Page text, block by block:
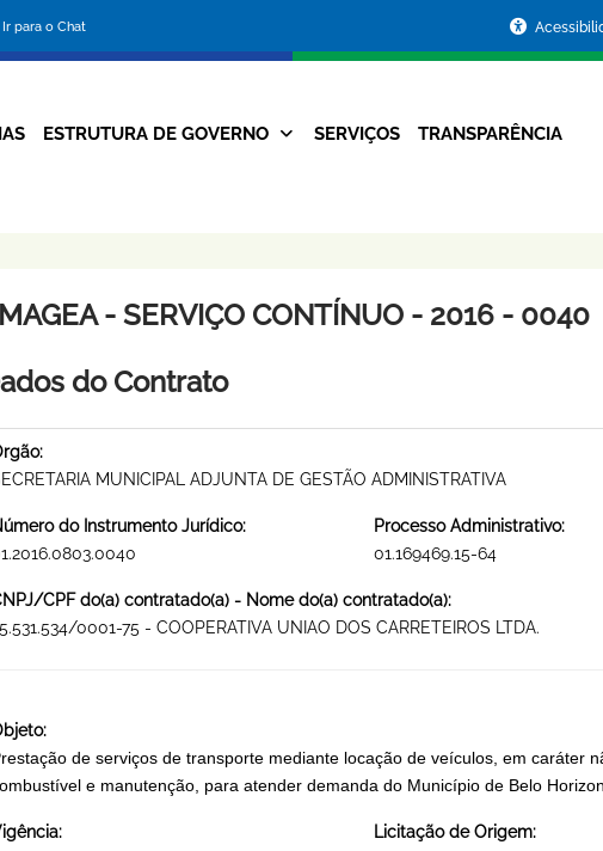
Ir para o Chat
da
Prefeitura
Navegação
ESTRUTURA DE GOVERNO SERVIÇOS TRANSPARÊNCIA
- SERVIÇO CONTÍNUO - 2016 - 0040
do Contrato
MUNICIPAL ADJUNTA DE GESTÃO ADMINISTRATIVA
do Instrumento Jurídico:
Processo Administrativo:
01.169469.15-64
CPF do(a) contratado(a) - Nome do(a) contratado(a):
0001-75 - COOPERATIVA UNIAO DOS CARRETEIROS LTDA.
de serviços de transporte mediante locação de veículos, em caráter
e manutenção, para atender demanda do Município de Belo
Licitação de Origem: